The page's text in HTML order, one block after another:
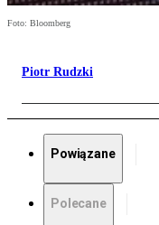
Foto: Bloomberg
Piotr Rudzki
Powiązane
Polecane